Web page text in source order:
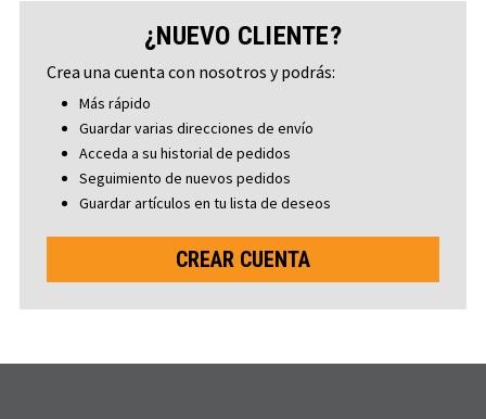
¿NUEVO CLIENTE?
Crea una cuenta con nosotros y podrás:
Más rápido
Guardar varias direcciones de envío
Acceda a su historial de pedidos
Seguimiento de nuevos pedidos
Guardar artículos en tu lista de deseos
CREAR CUENTA